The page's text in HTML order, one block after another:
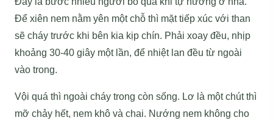
Để xiên nem nằm yên một chỗ thì mặt tiếp xúc với than
sẽ cháy trước khi bên kia kịp chín. Phải xoay đều, nhịp
khoảng 30-40 giây một lần, để nhiệt lan đều từ ngoài
vào trong.
Vội quá thì ngoài cháy trong còn sống. Lơ là một chút thì
mỡ chảy hết, nem khô và chai. Nướng nem không cho